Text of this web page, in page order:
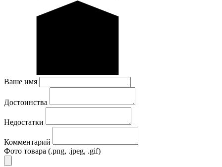
Ваше имя
Достоинства
Недостатки
Комментарий
Фото товара (.png, .jpeg, .gif)